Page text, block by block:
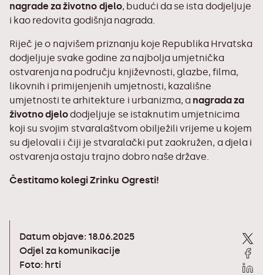
nagrade za životno djelo, budući da se ista dodjeljuje
i kao redovita godišnja nagrada.
Riječ je o najvišem priznanju koje Republika Hrvatska
dodjeljuje svake godine za najbolja umjetnička
ostvarenja na području književnosti, glazbe, filma,
likovnih i primijenjenih umjetnosti, kazališne
umjetnosti te arhitekture i urbanizma, a nagrada za
životno djelododjeljuje se istaknutim umjetnicima
koji su svojim stvaralaštvom obilježili vrijeme u kojem
su djelovali i čiji je stvaralački put zaokružen, a djela i
ostvarenja ostaju trajno dobro naše države.
Čestitamo kolegi Zrinku Ogresti!
Datum objave: 18.06.2025
Odjel za komunikacije
Foto: hrti